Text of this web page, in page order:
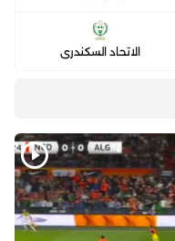
الاتحاد السكندري